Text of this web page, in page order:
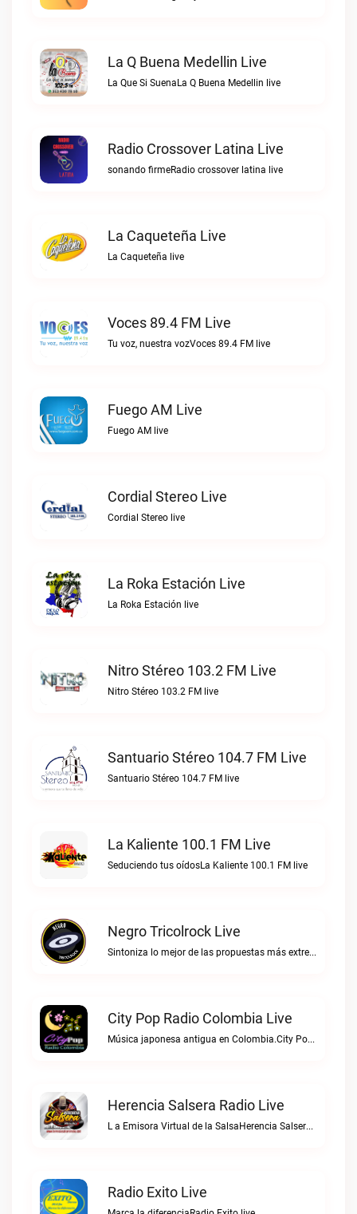
La Q Buena Medellin Live
La Que Si SuenaLa Q Buena Medellin live
Radio Crossover Latina Live
sonando firmeRadio crossover latina live
La Caqueteña Live
La Caqueteña live
Voces 89.4 FM Live
Tu voz, nuestra vozVoces 89.4 FM live
Fuego AM Live
Fuego AM live
Cordial Stereo Live
Cordial Stereo live
La Roka Estación Live
La Roka Estación live
Nitro Stéreo 103.2 FM Live
Nitro Stéreo 103.2 FM live
Santuario Stéreo 104.7 FM Live
Santuario Stéreo 104.7 FM live
La Kaliente 100.1 FM Live
Seduciendo tus oídosLa Kaliente 100.1 FM live
Negro Tricolrock Live
Sintoniza lo mejor de las propuestas más extremas y virtuosas del metal colombianoNegro Tricolrock live
City Pop Radio Colombia Live
Música japonesa antigua en Colombia.City Pop Radio Colombia live
Herencia Salsera Radio Live
L a Emisora Virtual de la SalsaHerencia Salsera Radio live
Radio Exito Live